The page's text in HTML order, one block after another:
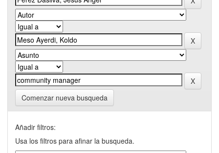
Comenzar nueva busqueda
Añadir filtros:
Usa los filtros para afinar la busqueda.